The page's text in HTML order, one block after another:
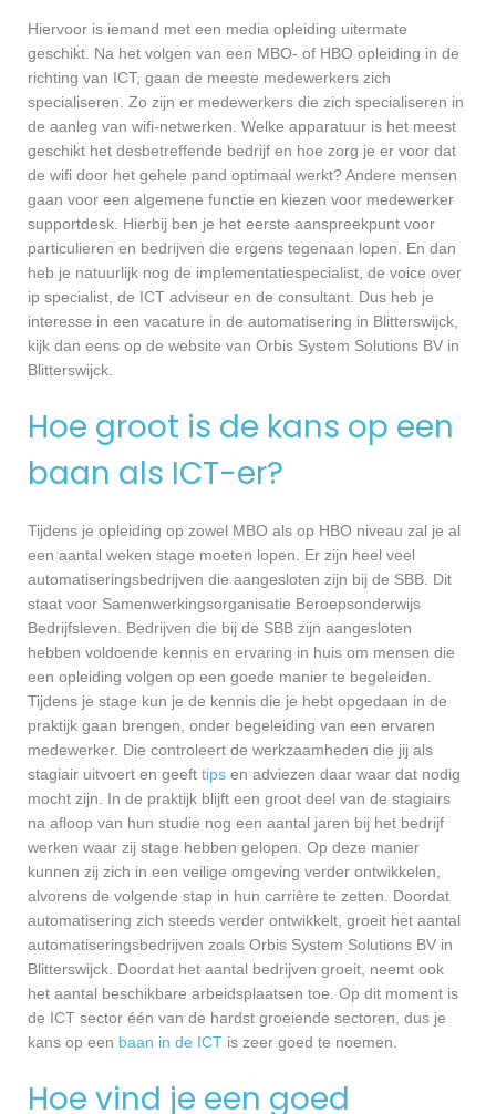
Hiervoor is iemand met een media opleiding uitermate
geschikt. Na het volgen van een MBO- of HBO opleiding in de
richting van ICT, gaan de meeste medewerkers zich
specialiseren. Zo zijn er medewerkers die zich specialiseren in
de aanleg van wifi-netwerken. Welke apparatuur is het meest
geschikt het desbetreffende bedrijf en hoe zorg je er voor dat
de wifi door het gehele pand optimaal werkt? Andere mensen
gaan voor een algemene functie en kiezen voor medewerker
supportdesk. Hierbij ben je het eerste aanspreekpunt voor
particulieren en bedrijven die ergens tegenaan lopen. En dan
heb je natuurlijk nog de implementatiespecialist, de voice over
ip specialist, de ICT adviseur en de consultant. Dus heb je
interesse in een vacature in de automatisering in Blitterswijck,
kijk dan eens op de website van Orbis System Solutions BV in
Blitterswijck.
Hoe groot is de kans op een
baan als ICT-er?
Tijdens je opleiding op zowel MBO als op HBO niveau zal je al
een aantal weken stage moeten lopen. Er zijn heel veel
automatiseringsbedrijven die aangesloten zijn bij de SBB. Dit
staat voor Samenwerkingsorganisatie Beroepsonderwijs
Bedrijfsleven. Bedrijven die bij de SBB zijn aangesloten
hebben voldoende kennis en ervaring in huis om mensen die
een opleiding volgen op een goede manier te begeleiden.
Tijdens je stage kun je de kennis die je hebt opgedaan in de
praktijk gaan brengen, onder begeleiding van een ervaren
medewerker. Die controleert de werkzaamheden die jij als
stagiair uitvoert en geeft tips en adviezen daar waar dat nodig
mocht zijn. In de praktijk blijft een groot deel van de stagiairs
na afloop van hun studie nog een aantal jaren bij het bedrijf
werken waar zij stage hebben gelopen. Op deze manier
kunnen zij zich in een veilige omgeving verder ontwikkelen,
alvorens de volgende stap in hun carrière te zetten. Doordat
automatisering zich steeds verder ontwikkelt, groeit het aantal
automatiseringsbedrijven zoals Orbis System Solutions BV in
Blitterswijck. Doordat het aantal bedrijven groeit, neemt ook
het aantal beschikbare arbeidsplaatsen toe. Op dit moment is
de ICT sector één van de hardst groeiende sectoren, dus je
kans op een baan in de ICT is zeer goed te noemen.
Hoe vind je een goed